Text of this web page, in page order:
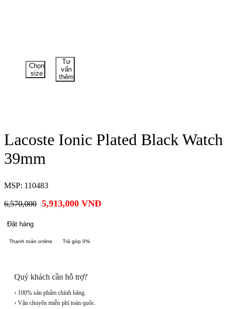
Chọn
size
Tư
vấn
thêm
Lacoste Ionic Plated Black Watch
39mm
MSP: 110483
6,570,000 5,913,000 VNĐ
Đặt hàng
Thanh toán online Trả góp 0%
Quý khách cần hỗ trợ?
› 100% sản phẩm chính hãng.
› Vận chuyển miễn phí toàn quốc.